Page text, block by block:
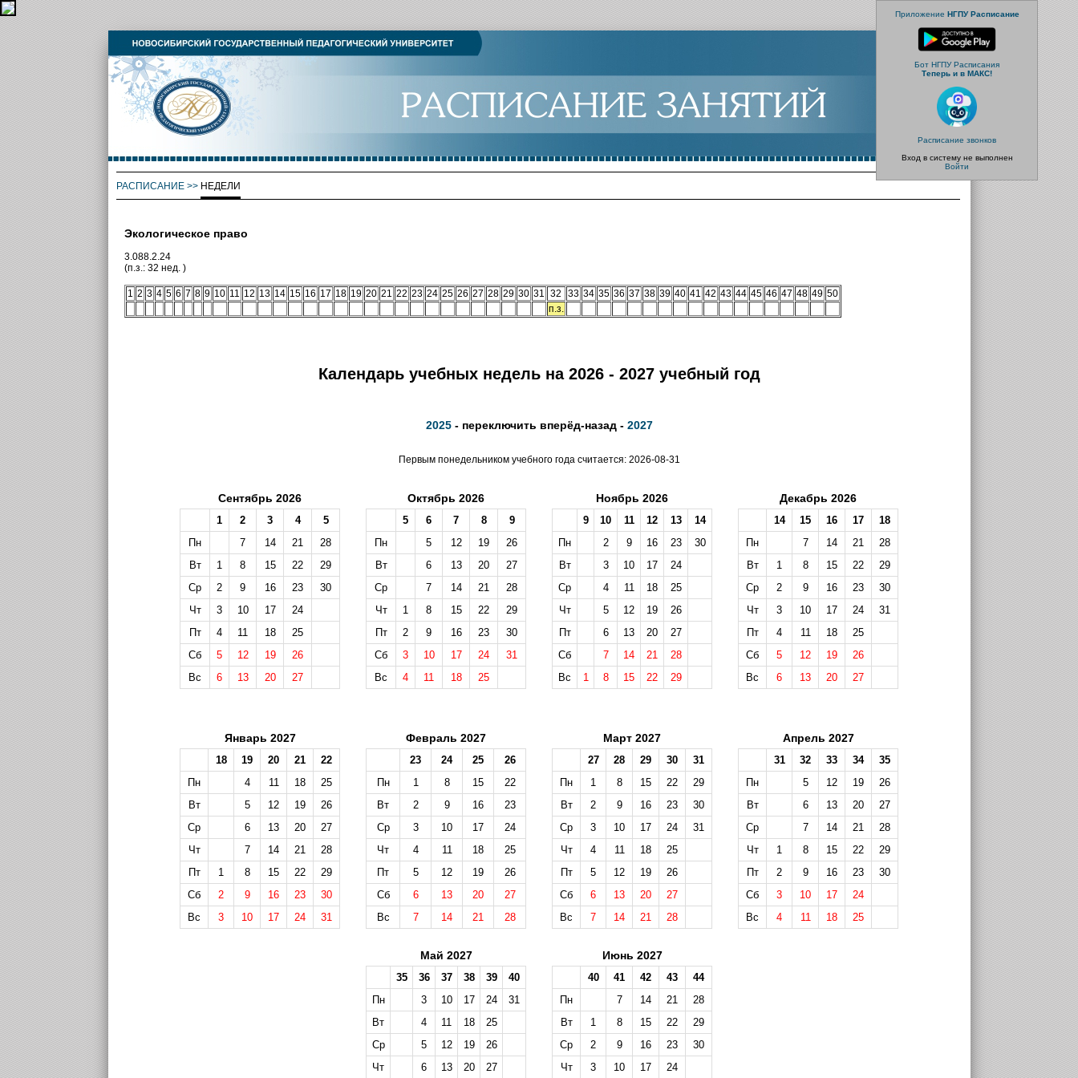
Приложение НГПУ Расписание
Бот НГПУ Расписания
Теперь и в МАКС!
Расписание звонков
Вход в систему не выполнен
Войти
РАСПИСАНИЕ>> НЕДЕЛИ
Экологическое право
3.088.2.24
(п.з.: 32 нед. )
1 2 3 4 5 6 7 8 9 10 11 12 13 14 15 16 17 18 19 20 21 22 23 24 25 26 27 28 29 30 31 32 33 34 35 36 37 38 39 40 41 42 43 44 45 46 47 48 49 50
п.з.
Календарь учебных недель на 2026 - 2027 учебный год
2025- переключить вперёд-назад - 2027
Первым понедельником учебного года считается: 2026-08-31
Сентябрь 2026
1 2 3 4
5
Пн
7 14 21
28
Вт
1 8 15 22
29
Ср
2 9 16 23
30
Чт
3 10 17
24
Пт
4 11 18
25
Сб
5 12 19
26
Вс
6 13 20 27
Октябрь 2026
5 6 7 8
9
Пн
5 12 19
26
Вт
6 13 20
27
Ср
7 14 21
28
Чт
1 8 15 22
29
Пт
2 9 16 23
30
Сб
3 10 17 24
31
Вс
4 11 18 25
Ноябрь 2026
9 10 11 12 13
14
Пн
2 9 16 23
30
Вт
3 10 17
24
Ср
4 11 18
25
Чт
5 12 19
26
Пт
6 13 20
27
Сб
7 14 21
28
Вс
1 8 15 22 29
Декабрь 2026
14 15 16 17
18
Пн
7 14 21
28
Вт
1 8 15 22
29
Ср
2 9 16 23
30
Чт
3 10 17 24
31
Пт
4 11 18
25
Сб
5 12 19
26
Вс
6 13 20 27
Январь 2027
18 19 20 21
22
Пн
4 11 18
25
Вт
5 12 19
26
Ср
6 13 20
27
Чт
7 14 21
28
Пт
1 8 15 22
29
Сб
2 9 16 23
30
Вс
3 10 17 24 31
Февраль 2027
23 24 25
26
Пн
1 8 15
22
Вт
2 9 16
23
Ср
3 10 17
24
Чт
4 11 18
25
Пт
5 12 19
26
Сб
6 13 20
27
Вс
7 14 21 28
Март 2027
27 28 29 30
31
Пн
1 8 15 22
29
Вт
2 9 16 23
30
Ср
3 10 17 24
31
Чт
4 11 18
25
Пт
5 12 19
26
Сб
6 13 20
27
Вс
7 14 21 28
Апрель 2027
31 32 33 34
35
Пн
5 12 19
26
Вт
6 13 20
27
Ср
7 14 21
28
Чт
1 8 15 22
29
Пт
2 9 16 23
30
Сб
3 10 17
24
Вс
4 11 18 25
Май 2027
35 36 37 38 39
40
Пн
3 10 17 24
31
Вт
4 11 18
25
Ср
5 12 19
26
Чт
6 13 20 27
Июнь 2027
40 41 42 43
44
Пн
7 14 21
28
Вт
1 8 15 22
29
Ср
2 9 16 23
30
Чт
3 10 17 24